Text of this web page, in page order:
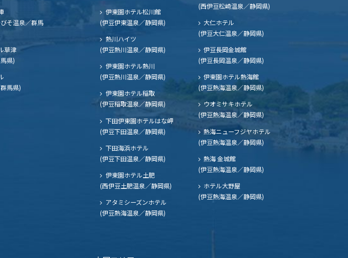
そ温泉／群馬
草津
県)
馬県)
伊東園ホテル松川館
(伊豆伊東温泉／静岡県)
熱川ハイツ
(伊豆熱川温泉／静岡県)
伊東園ホテル熱川
(伊豆熱川温泉／静岡県)
伊東園ホテル稲取
(伊豆稲取温泉／静岡県)
下田伊東園ホテルはな岬
(伊豆下田温泉／静岡県)
下田海浜ホテル
(伊豆下田温泉／静岡県)
伊東園ホテル土肥
(西伊豆土肥温泉／静岡県)
(西伊豆松崎温泉／静岡県)
大仁ホテル
(伊豆大仁温泉／静岡県)
伊豆長岡金城館
(伊豆長岡温泉／静岡県)
伊東園ホテル熱海館
(伊豆熱海温泉／静岡県)
ウオミサキホテル
(伊豆熱海温泉／静岡県)
熱海ニューフジヤホテル
(伊豆熱海温泉／静岡県)
熱海 金城館
(伊豆熱海温泉／静岡県)
ホテル大野屋
(伊豆熱海温泉／静岡県)
アタミシーズンホテル
(伊豆熱海温泉／静岡県)